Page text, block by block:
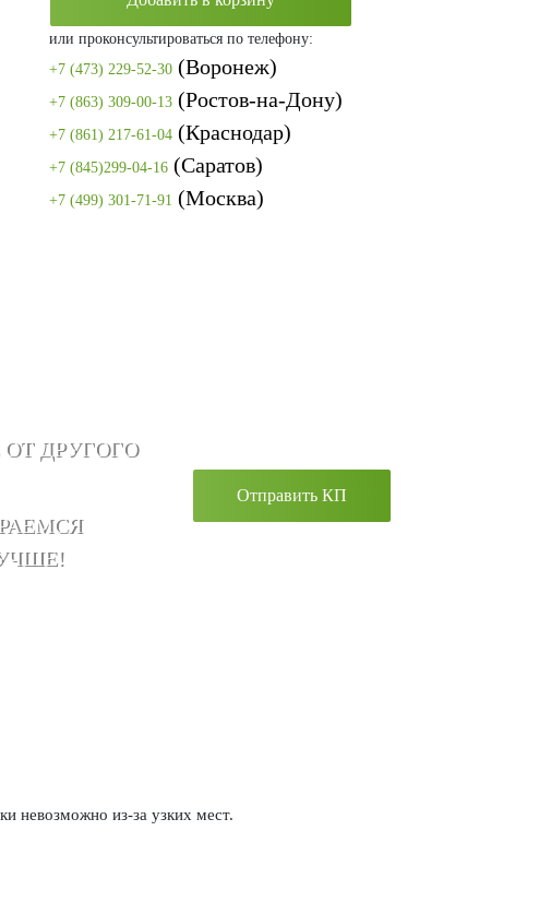
или проконсультироваться по телефону:
+7 (473) 229-52-30(Воронеж)
+7 (863) 309-00-13(Ростов-на-Дону)
+7 (861) 217-61-04(Краснодар)
+7 (845)299-04-16(Саратов)
+7 (499) 301-71-91 (Москва)
ДРУГОГО
Отправить КП
невозможно из-за узких мест.